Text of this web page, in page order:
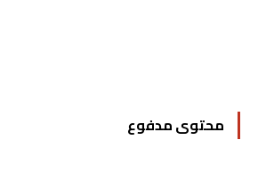
محتوى مدفوع